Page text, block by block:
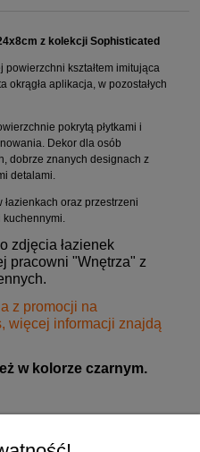
z kolekcji Sophisticated
powierzchni kształtem imitująca
okrągła aplikacja, w pozostałych
pokrytą płytkami i
Dekor dla osób
dobrze znanych designach z
detalami.
łazienkach oraz przestrzeni
kuchennymi.
zdjęcia łazienek
pracowni "Wnętrza" z
z promocji na
więcej informacji znajdą
w kolorze czarnym.